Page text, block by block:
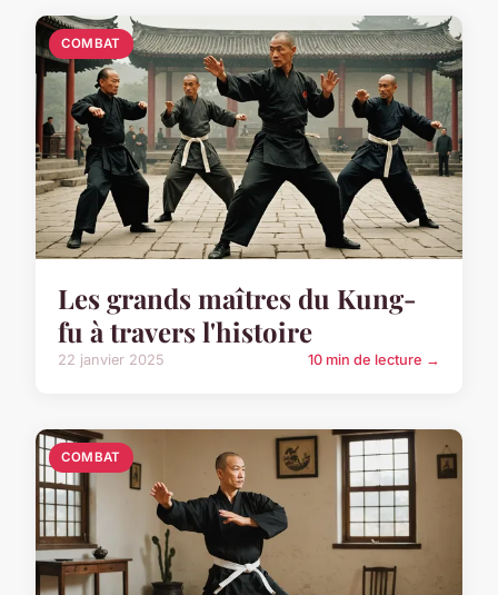
COMBAT
Les grands maîtres du Kung-
fu à travers l'histoire
22 janvier 2025 10 min de lecture →
COMBAT